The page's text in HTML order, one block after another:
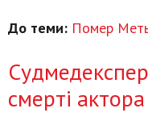
До теми: Помер
смерті